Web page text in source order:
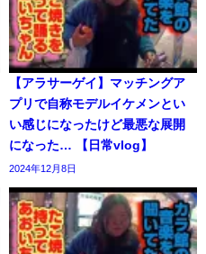
【アラサーゲイ】マッチングア
プリで自称モデルイケメンとい
い感じになったけど最悪な展開
になった… 【日常vlog】
2024年12月8日